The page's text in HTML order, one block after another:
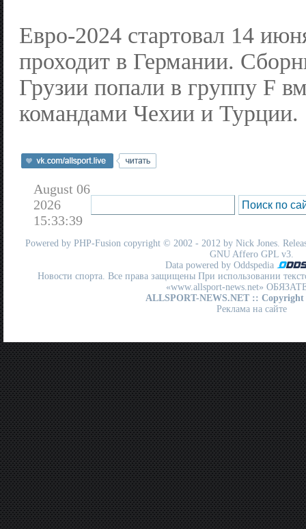
Евро-2024 стартовал 14
проходит в Германии.
Грузии попали в группу F
командами Чехии и Турции.
August 06
2026
15:33:39
Powered by PHP-Fusion copyright © 2002 - 2012 by Nick Jones.
GNU Affero GPL v3.
Data powered by Oddspedia
Новости спорта. Все права защищены При использовании
«www.allsport-news.net»
ALLSPORT-NEWS.NET :: Copyright
Реклама на сайте